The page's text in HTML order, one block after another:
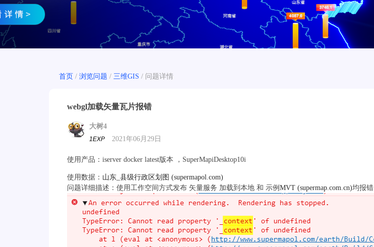
首页 / 浏览问题 / 三维GIS / 问题详情
webgl加载矢量瓦片报错
大树4
1EXP 2021年06月29日
使用产品：iserver docker latest版本 ，SuperMapiDesktop10i
使用数据： 山东_县级行政区划图 (supermapol.com)
问题详细描述：使用工作空间方式发布 矢量服务 加载到本地 和 示例 MVT (supermap.com.cn)均报错